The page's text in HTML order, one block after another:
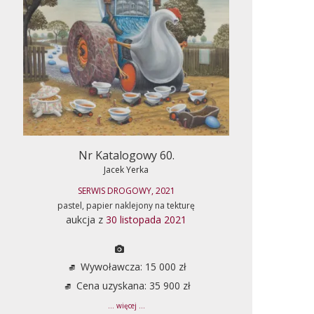
Nr Katalogowy 60.
Jacek Yerka
SERWIS DROGOWY, 2021
pastel, papier naklejony na tekturę
aukcja z 30 listopada 2021
Wywoławcza: 15 000 zł
Cena uzyskana: 35 900 zł
... więcej ...